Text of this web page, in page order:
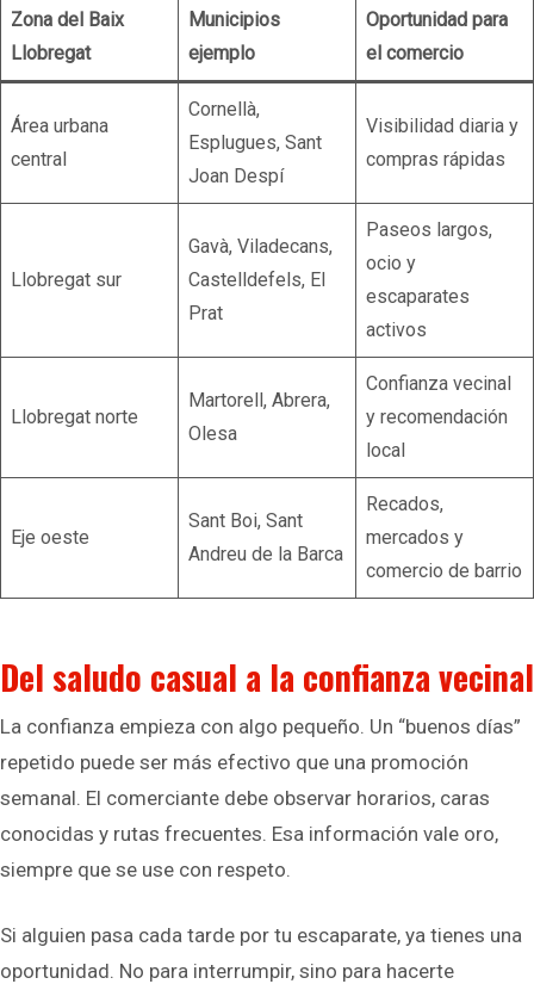
Zona del Baix
Llobregat
Municipios
ejemplo
Oportunidad para
el comercio
Área urbana
central
Cornellà,
Esplugues, Sant
Joan Despí
Visibilidad diaria y
compras rápidas
Llobregat sur
Gavà, Viladecans,
Castelldefels, El
Prat
Paseos largos,
ocio y
escaparates
activos
Llobregat norte
Martorell, Abrera,
Olesa
Confianza vecinal
y recomendación
local
Eje oeste
Sant Boi, Sant
Andreu de la Barca
Recados,
mercados y
comercio de barrio
Del saludo casual a la confianza vecinal
La confianza empieza con algo pequeño. Un “buenos días”
repetido puede ser más efectivo que una promoción
semanal. El comerciante debe observar horarios, caras
conocidas y rutas frecuentes. Esa información vale oro,
siempre que se use con respeto.
Si alguien pasa cada tarde por tu escaparate, ya tienes una
oportunidad. No para interrumpir, sino para hacerte